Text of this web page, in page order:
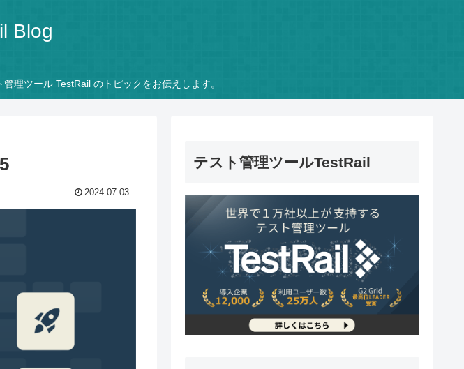
Blog
理ツール TestRail のトピックをお伝えします。
2024.07.03
テスト管理ツールTestRail